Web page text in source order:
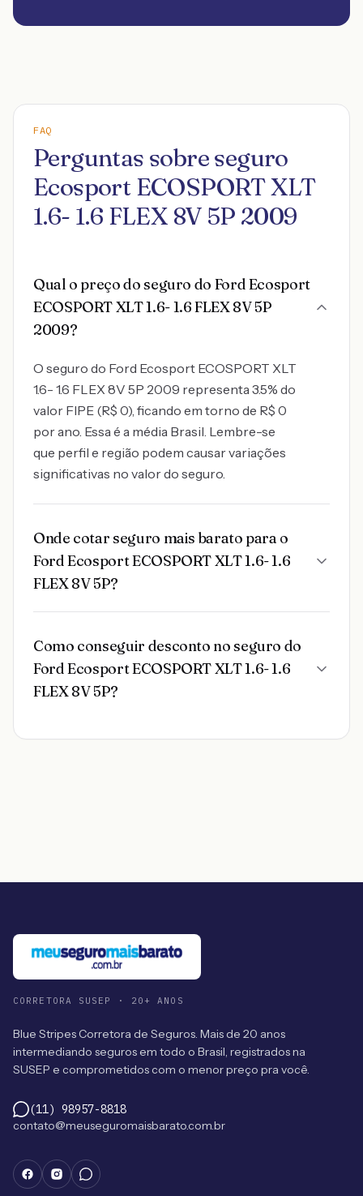
FAQ
Perguntas sobre seguro
Ecosport ECOSPORT XLT
1.6- 1.6 FLEX 8V 5P 2009
Qual o preço do seguro do Ford Ecosport
ECOSPORT XLT 1.6- 1.6 FLEX 8V 5P
2009?
O seguro do Ford Ecosport ECOSPORT XLT
1.6- 1.6 FLEX 8V 5P 2009 representa 3.5% do
valor FIPE (R$ 0), ficando em torno de R$ 0
por ano. Essa é a média Brasil. Lembre-se
que perfil e região podem causar variações
significativas no valor do seguro.
Onde cotar seguro mais barato para o
Ford Ecosport ECOSPORT XLT 1.6- 1.6
FLEX 8V 5P?
Como conseguir desconto no seguro do
Ford Ecosport ECOSPORT XLT 1.6- 1.6
FLEX 8V 5P?
CORRETORA SUSEP · 20+ ANOS
Blue Stripes Corretora de Seguros. Mais de 20 anos
intermediando seguros em todo o Brasil, registrados na
SUSEP e comprometidos com o menor preço pra você.
(11) 98957-8818
contato@meuseguromaisbarato.com.br